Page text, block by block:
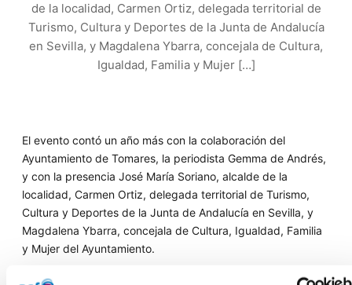
de la localidad, Carmen Ortiz, delegada territorial de
Turismo, Cultura y Deportes de la Junta de Andalucía
en Sevilla, y Magdalena Ybarra, concejala de Cultura,
Igualdad, Familia y Mujer […]
El evento contó un año más con la colaboración del
Ayuntamiento de Tomares, la periodista Gemma de Andrés,
y con la presencia José María Soriano, alcalde de la
localidad, Carmen Ortiz, delegada territorial de Turismo,
Cultura y Deportes de la Junta de Andalucía en Sevilla, y
Magdalena Ybarra, concejala de Cultura, Igualdad, Familia
y Mujer del Ayuntamiento.
Más de 400 personas asistieron a esta exhibición, que